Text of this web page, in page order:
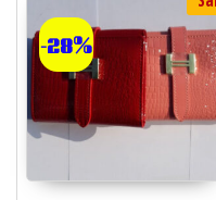
-28%